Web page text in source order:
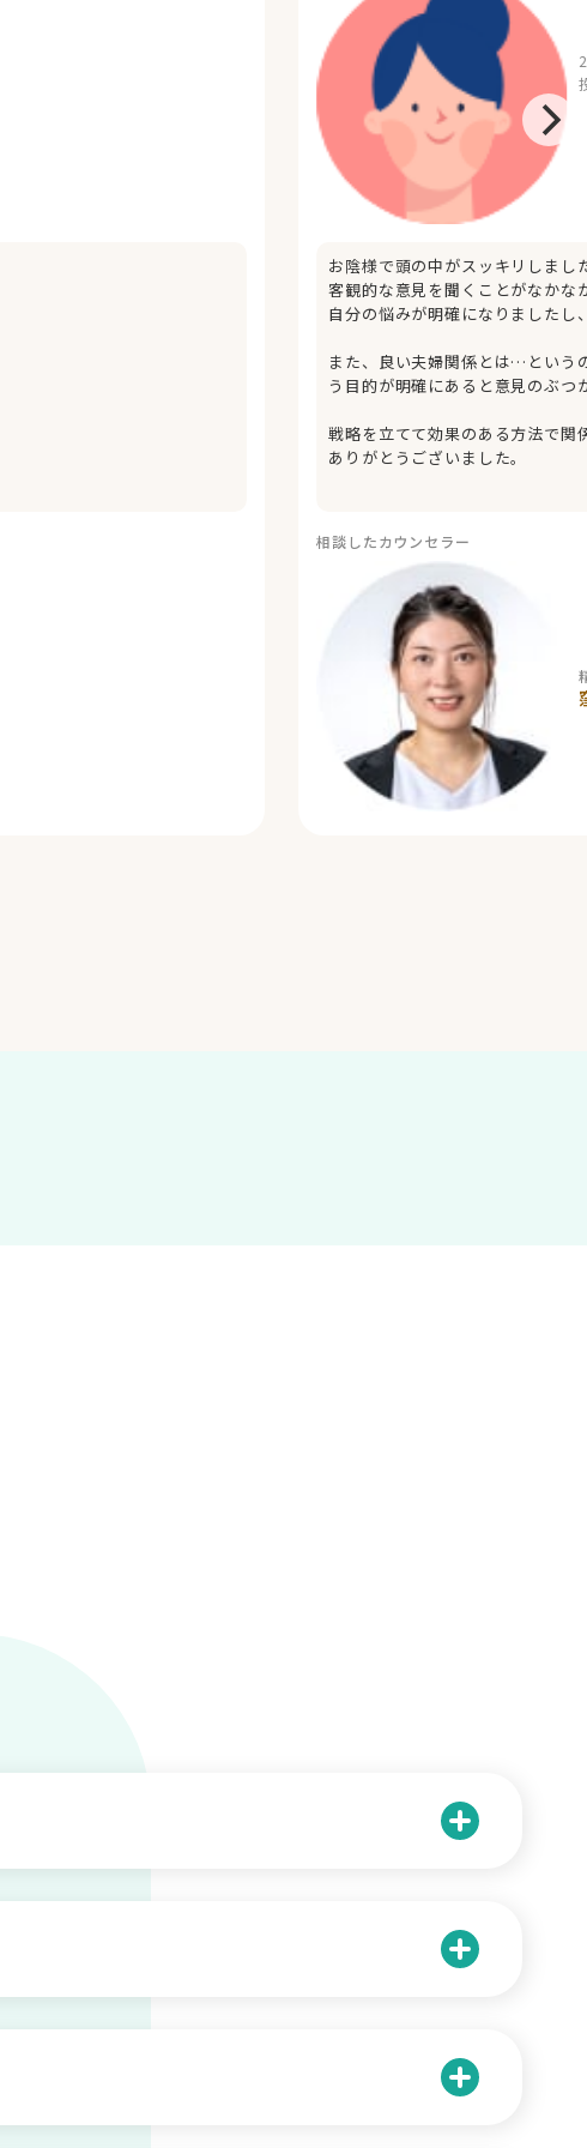
お陰様で頭の中がスッキリしまし
客観的な意見を聞くことがなかな
自分の悩みが明確になりましたし
また、良い夫婦関係とは…という
う目的が明確にあると意見のぶ
戦略を立てて効果のある方法で関
ありがとうございました。
相談したカウンセラー